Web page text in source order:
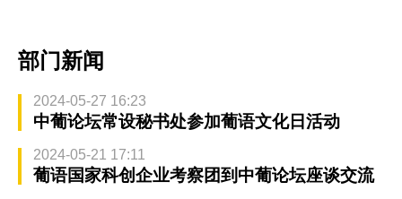
部门新闻
2024-05-27 16:23
中葡论坛常设秘书处参加葡语文化日活动
2024-05-21 17:11
葡语国家科创企业考察团到中葡论坛座谈交流